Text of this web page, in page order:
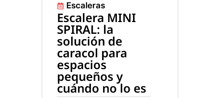
Escaleras
Escalera MINI
SPIRAL: la
solución de
caracol para
espacios
pequeños y
cuándo no lo es